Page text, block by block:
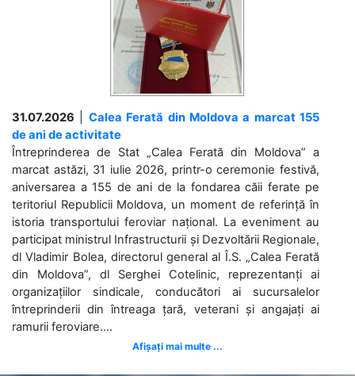
31.07.2026
Calea Ferată din Moldova a marcat 155
de ani de activitate
Întreprinderea de Stat „Calea Ferată din Moldova” a
marcat astăzi, 31 iulie 2026, printr-o ceremonie festivă,
aniversarea a 155 de ani de la fondarea căii ferate pe
teritoriul Republicii Moldova, un moment de referință în
istoria transportului feroviar național. La eveniment au
participat ministrul Infrastructurii și Dezvoltării Regionale,
dl Vladimir Bolea, directorul general al Î.S. „Calea Ferată
din Moldova”, dl Serghei Cotelinic, reprezentanți ai
organizațiilor sindicale, conducători ai sucursalelor
întreprinderii din întreaga țară, veterani și angajați ai
ramurii feroviare....
Afișați mai multe ...